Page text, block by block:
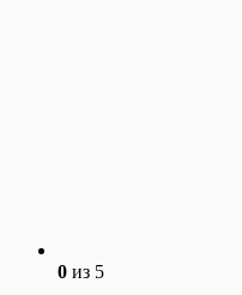
0 из 5